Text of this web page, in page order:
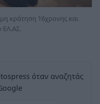
κράτηση 16χρονης και
ΕΛ.ΑΣ.
όταν αναζητάς